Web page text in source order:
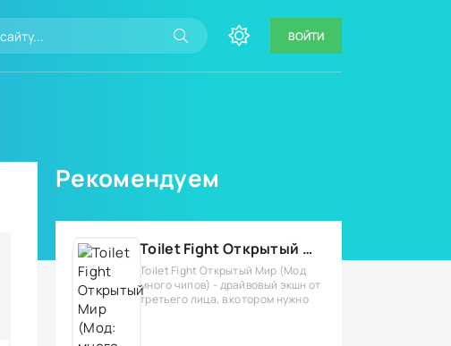
ВОЙТИ
Рекомендуем
Toilet Fight Открытый Мир (Мод: много чипов, денег, все открыто, бессмертие, урон, 50+ читов)
Toilet Fight Открытый Мир (Мод
много чипов) - драйвовый экшн от
третьего лица, в котором нужно